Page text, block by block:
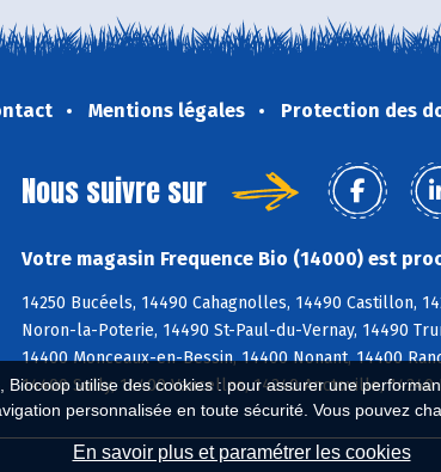
utilise des cookies : pour assurer une
personnalisée en toute sécurité. Vous pouvez
En savoir plus et paramétrer les cookies
Mentions légales Protection des
Nous suivre sur
Votre magasin Frequence Bio (14000) est
14250 Bucéels, 14490 Cahagnolles, 14490 Castillon,
Noron-la-Poterie, 14490 St-Paul-du-Vernay, 14490
14400 Monceaux-en-Bessin, 14400 Nonant, 14400
14400 Sully, 14400 Vaucelles, 14240 Anctoville,